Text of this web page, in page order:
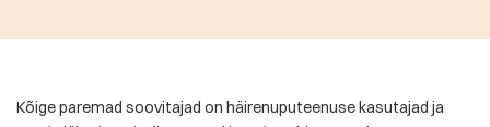
Kõige paremad soovitajad on häirenuputeenuse kasutajad ja